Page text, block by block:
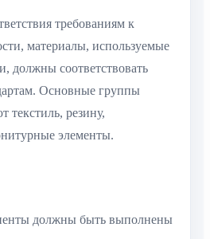
требованиям к
материалы, используемые
должны соответствовать
Основные группы
текстиль, резину,
элементы.
должны быть выполнены